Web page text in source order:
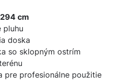
cm
pluhu
doska
so sklopným ostrím
pre profesionálne použitie